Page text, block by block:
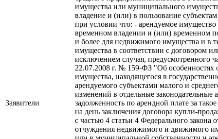
Заявители
имущества или муниципального
владение и (или) в пользование
при условии что: - арендуемое имущество
временном владении и (или) временном
и более для недвижимого имущества и в
имущества в соответствии с договором
исключением случая, предусмотренного
22.07.2008 г. № 159-ФЗ "Об
имущества, находящегося в
арендуемого субъектами малого и
изменений в отдельные законодательные
задолженность по арендной плате за
на день заключения договора купли-
с частью 4 статьи 4 Федерального
отчуждения недвижимого и движимого